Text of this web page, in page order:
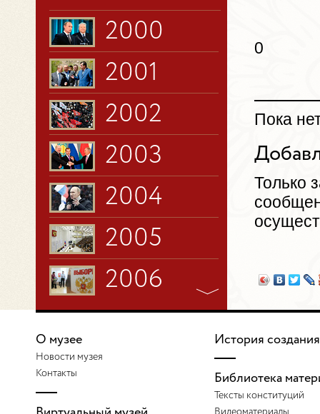
2000
2001
2002
2003
2004
2005
2006
2007
2009
0
Пока
Только
О музее
Новости музея
Контакты
История создания
Библиотека
Тексты конституций
Видеоматериалы